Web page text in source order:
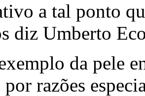
a tal ponto
diz Umberto
da pele
razões